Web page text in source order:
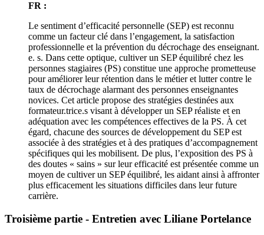
FR :
Le sentiment d’efficacité personnelle (SEP) est reconnu
comme un facteur clé dans l’engagement, la satisfaction
professionnelle et la prévention du décrochage des enseignant.
e. s. Dans cette optique, cultiver un SEP équilibré chez les
personnes stagiaires (PS) constitue une approche prometteuse
pour améliorer leur rétention dans le métier et lutter contre le
taux de décrochage alarmant des personnes enseignantes
novices. Cet article propose des stratégies destinées aux
formateur.trice.s visant à développer un SEP réaliste et en
adéquation avec les compétences effectives de la PS. À cet
égard, chacune des sources de développement du SEP est
associée à des stratégies et à des pratiques d’accompagnement
spécifiques qui les mobilisent. De plus, l’exposition des PS à
des doutes « sains » sur leur efficacité est présentée comme un
moyen de cultiver un SEP équilibré, les aidant ainsi à affronter
plus efficacement les situations difficiles dans leur future
carrière.
Troisième partie - Entretien avec Liliane Portelance